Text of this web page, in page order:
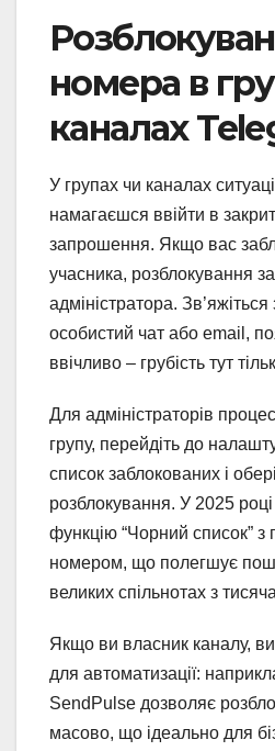
номера в
каналах
У групах чи каналах
намагаєшся ввійти в
запрошення. Якщо вас
учасника, розблокування
адміністратора.
особистий чат або email,
ввічливо – грубість тут
Для адміністраторів
групу, перейдіть до
список заблокованих і
розблокування. У 2025
функцію “Чорний список” з
номером, що полегшує
великих спільнотах з
Якщо ви власник каналу,
для автоматизації:
SendPulse дозволяє
масово, що ідеально для